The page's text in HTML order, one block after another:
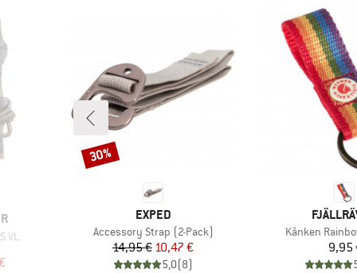
VL
Preis
MARKE
EXPED
Artikel
Accessory Strap (2-Pack)
Preis
14,95 €reduzierter Preis
10,47 €
5,0(8)
Rabatt
30%
MARKE
Artikel
Kånken
9,95